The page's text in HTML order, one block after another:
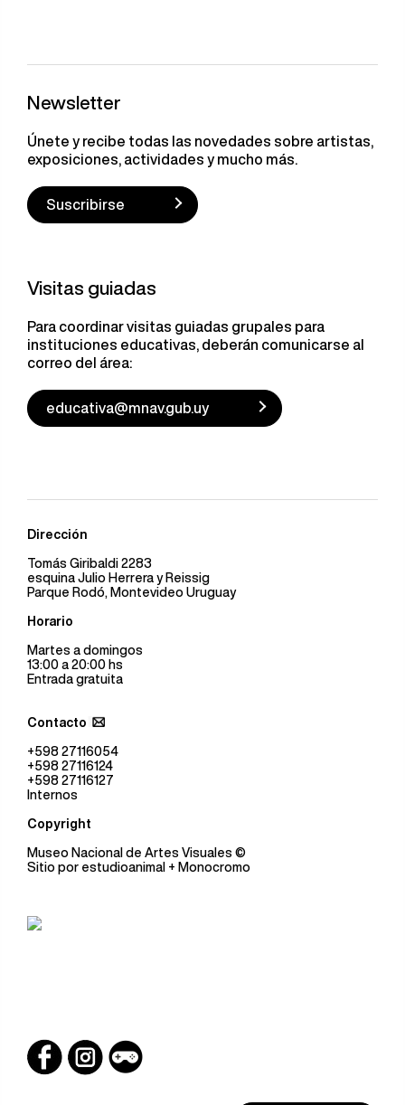
Newsletter
Únete y recibe todas las novedades sobre artistas,
exposiciones, actividades y mucho más.
Suscribirse
Visitas guiadas
Para coordinar visitas guiadas grupales para
instituciones educativas, deberán comunicarse al
correo del área:
educativa@mnav.gub.uy
Dirección
Tomás Giribaldi 2283
esquina Julio Herrera y Reissig
Parque Rodó, Montevideo Uruguay
Horario
Martes a domingos
13:00 a 20:00 hs
Entrada gratuita
Contacto
+598 27116054
+598 27116124
+598 27116127
Internos
Copyright
Museo Nacional de Artes Visuales ©
Sitio por estudioanimal + Monocromo